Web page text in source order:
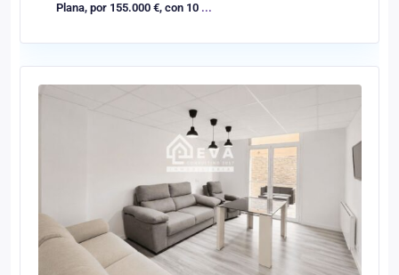
Plana, por 155.000 €, con 10 ...
0 Almassora/Almazora